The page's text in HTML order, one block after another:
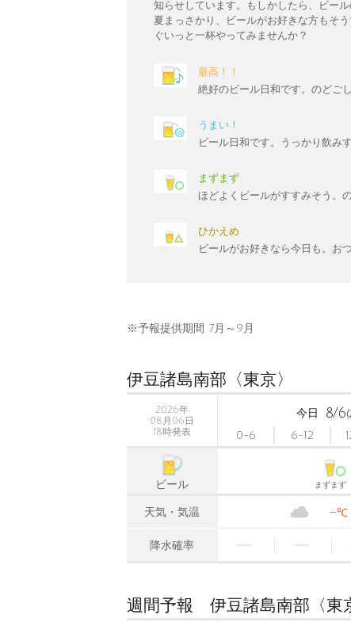
知らせしています。もしかしたら、ビー
夏まっさかり、ビールがお好きな方もそ
ぐいっと一杯やってみませんか？
最高！！
絶好のビール日和です。のど
うまい！
ビール日和です。うっかり飲み
まずまず
ほどよくビールがすすみそう。
ひかえめ
ビールがお好きなら今日も。お
※予報提供期間 7月～9月
伊豆諸島南部〈東京〉
2026年
08月06日
18時発表
今日 8/6
0-6
6-12
ビール まずまず
天気・気温 -℃
降水確率
週間予報 伊豆諸島南部〈東